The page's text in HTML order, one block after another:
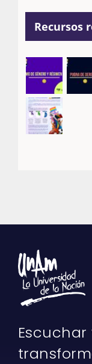
Recursos